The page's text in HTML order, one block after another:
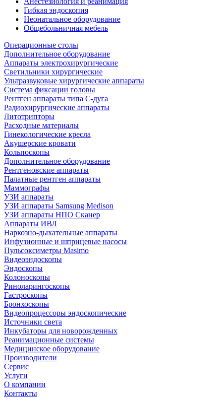
Гибкая эндоскопия
Неонатальное оборудование
Общебольничная мебель
Операционные столы
Дополнительное оборудование
Аппараты электрохирургические
Светильники хирургические
Ультразвуковые хирургические аппараты
Система фиксации головы
Рентген аппараты типа С-дуга
Радиохирургические аппараты
Литотрипторы
Расходные материалы
Гинекологические кресла
Акушерские кровати
Кольпоскопы
Дополнительное оборудование
Рентгеновские аппараты
Палатные рентген аппараты
Маммографы
УЗИ аппараты
УЗИ аппараты Samsung Medison
УЗИ аппараты НПО Сканер
Аппараты ИВЛ
Наркозно-дыхательные аппараты
Инфузионные и шприцевые насосы
Пульсоксиметры Masimo
Видеоэндоскопы
Эндоскопы
Колоноскопы
Риноларингоскопы
Гастроскопы
Бронхоскопы
Видеопроцессоры эндоскопические
Источники света
Инкубаторы для новорожденных
Реанимационные системы
Медицинское оборудование
Производители
Сервис
Услуги
О компании
Контакты